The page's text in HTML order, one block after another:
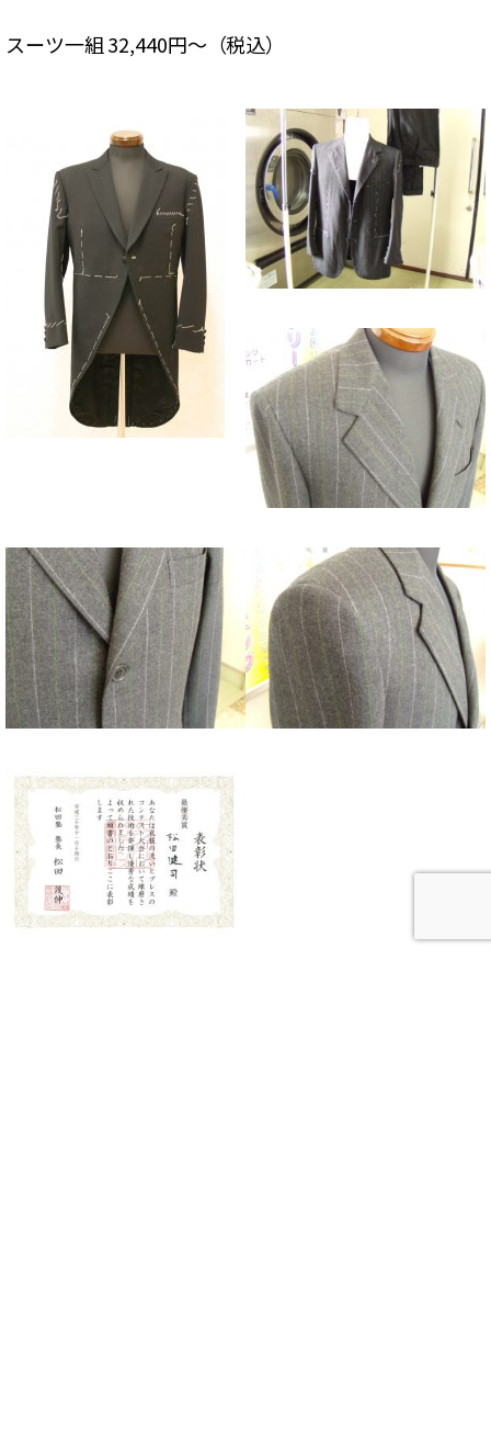
スーツ一組 32,440円～（税込）